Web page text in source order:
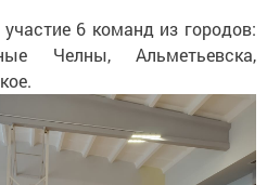
6 команд из городов:
Челны, Альметьевска,